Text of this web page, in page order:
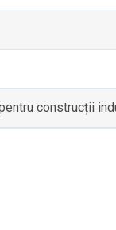
construcții